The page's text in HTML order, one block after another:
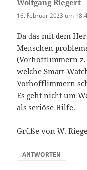
Wolfgang Riegert
16. Februar 2023 um
Da das mit dem
Menschen
(Vorhofflimmern
welche Smart-
Vorhofflimmern
Es geht nicht um
als seriöse Hilfe.
Grüße von W.
ANTWORTEN